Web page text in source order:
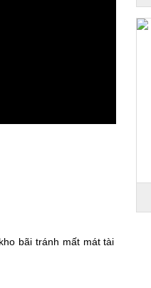
bãi tránh mất mát tài